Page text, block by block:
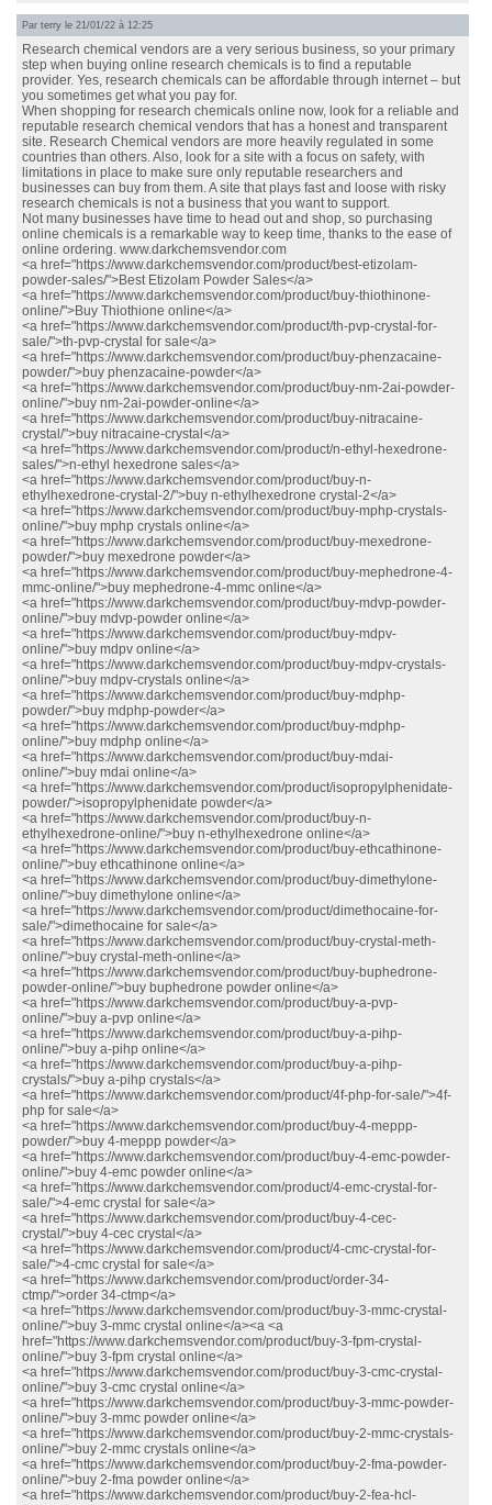
Par terry le 21/01/22 à 12:25
Research chemical vendors are a very serious business, so your primary
step when buying online research chemicals is to find a reputable
provider. Yes, research chemicals can be affordable through internet – but
you sometimes get what you pay for.
When shopping for research chemicals online now, look for a reliable and
reputable research chemical vendors that has a honest and transparent
site. Research Chemical vendors are more heavily regulated in some
countries than others. Also, look for a site with a focus on safety, with
limitations in place to make sure only reputable researchers and
businesses can buy from them. A site that plays fast and loose with risky
research chemicals is not a business that you want to support.
Not many businesses have time to head out and shop, so purchasing
online chemicals is a remarkable way to keep time, thanks to the ease of
online ordering. www.darkchemsvendor.com
<a href="https://www.darkchemsvendor.com/product/best-etizolam-
powder-sales/">Best Etizolam Powder Sales</a>
<a href="https://www.darkchemsvendor.com/product/buy-thiothinone-
online/">Buy Thiothione online</a>
<a href="https://www.darkchemsvendor.com/product/th-pvp-crystal-for-
sale/">th-pvp-crystal for sale</a>
<a href="https://www.darkchemsvendor.com/product/buy-phenzacaine-
powder/">buy phenzacaine-powder</a>
<a href="https://www.darkchemsvendor.com/product/buy-nm-2ai-powder-
online/">buy nm-2ai-powder-online</a>
<a href="https://www.darkchemsvendor.com/product/buy-nitracaine-
crystal/">buy nitracaine-crystal</a>
<a href="https://www.darkchemsvendor.com/product/n-ethyl-hexedrone-
sales/">n-ethyl hexedrone sales</a>
<a href="https://www.darkchemsvendor.com/product/buy-n-
ethylhexedrone-crystal-2/">buy n-ethylhexedrone crystal-2</a>
<a href="https://www.darkchemsvendor.com/product/buy-mphp-crystals-
online/">buy mphp crystals online</a>
<a href="https://www.darkchemsvendor.com/product/buy-mexedrone-
powder/">buy mexedrone powder</a>
<a href="https://www.darkchemsvendor.com/product/buy-mephedrone-4-
mmc-online/">buy mephedrone-4-mmc online</a>
<a href="https://www.darkchemsvendor.com/product/buy-mdvp-powder-
online/">buy mdvp-powder online</a>
<a href="https://www.darkchemsvendor.com/product/buy-mdpv-
online/">buy mdpv online</a>
<a href="https://www.darkchemsvendor.com/product/buy-mdpv-crystals-
online/">buy mdpv-crystals online</a>
<a href="https://www.darkchemsvendor.com/product/buy-mdphp-
powder/">buy mdphp-powder</a>
<a href="https://www.darkchemsvendor.com/product/buy-mdphp-
online/">buy mdphp online</a>
<a href="https://www.darkchemsvendor.com/product/buy-mdai-
online/">buy mdai online</a>
<a href="https://www.darkchemsvendor.com/product/isopropylphenidate-
powder/">isopropylphenidate powder</a>
<a href="https://www.darkchemsvendor.com/product/buy-n-
ethylhexedrone-online/">buy n-ethylhexedrone online</a>
<a href="https://www.darkchemsvendor.com/product/buy-ethcathinone-
online/">buy ethcathinone online</a>
<a href="https://www.darkchemsvendor.com/product/buy-dimethylone-
online/">buy dimethylone online</a>
<a href="https://www.darkchemsvendor.com/product/dimethocaine-for-
sale/">dimethocaine for sale</a>
<a href="https://www.darkchemsvendor.com/product/buy-crystal-meth-
online/">buy crystal-meth-online</a>
<a href="https://www.darkchemsvendor.com/product/buy-buphedrone-
powder-online/">buy buphedrone powder online</a>
<a href="https://www.darkchemsvendor.com/product/buy-a-pvp-
online/">buy a-pvp online</a>
<a href="https://www.darkchemsvendor.com/product/buy-a-pihp-
online/">buy a-pihp online</a>
<a href="https://www.darkchemsvendor.com/product/buy-a-pihp-
crystals/">buy a-pihp crystals</a>
<a href="https://www.darkchemsvendor.com/product/4f-php-for-sale/">4f-
php for sale</a>
<a href="https://www.darkchemsvendor.com/product/buy-4-meppp-
powder/">buy 4-meppp powder</a>
<a href="https://www.darkchemsvendor.com/product/buy-4-emc-powder-
online/">buy 4-emc powder online</a>
<a href="https://www.darkchemsvendor.com/product/4-emc-crystal-for-
sale/">4-emc crystal for sale</a>
<a href="https://www.darkchemsvendor.com/product/buy-4-cec-
crystal/">buy 4-cec crystal</a>
<a href="https://www.darkchemsvendor.com/product/4-cmc-crystal-for-
sale/">4-cmc crystal for sale</a>
<a href="https://www.darkchemsvendor.com/product/order-34-
ctmp/">order 34-ctmp</a>
<a href="https://www.darkchemsvendor.com/product/buy-3-mmc-crystal-
online/">buy 3-mmc crystal online</a><a <a
href="https://www.darkchemsvendor.com/product/buy-3-fpm-crystal-
online/">buy 3-fpm crystal online</a>
<a href="https://www.darkchemsvendor.com/product/buy-3-cmc-crystal-
online/">buy 3-cmc crystal online</a>
<a href="https://www.darkchemsvendor.com/product/buy-3-mmc-powder-
online/">buy 3-mmc powder online</a>
<a href="https://www.darkchemsvendor.com/product/buy-2-mmc-crystals-
online/">buy 2-mmc crystals online</a>
<a href="https://www.darkchemsvendor.com/product/buy-2-fma-powder-
online/">buy 2-fma powder online</a>
<a href="https://www.darkchemsvendor.com/product/buy-2-fea-hcl-